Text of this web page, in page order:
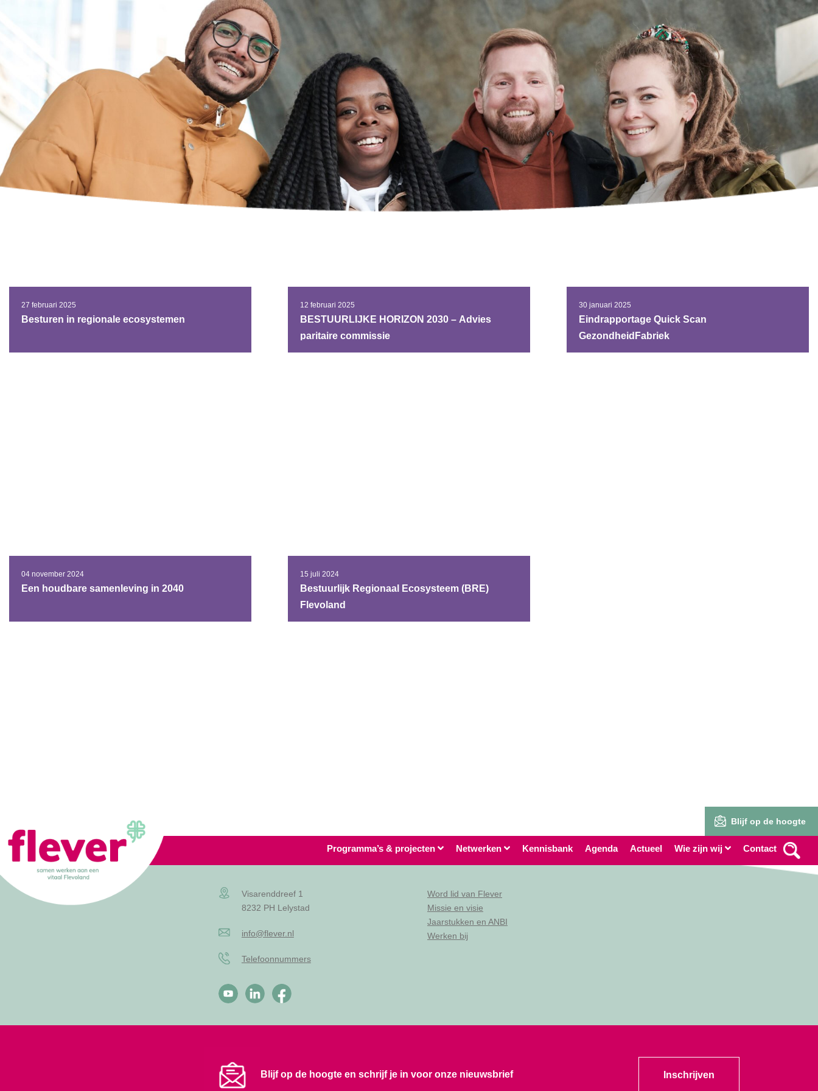
27 februari 2025
Besturen in regionale ecosystemen
12 februari 2025
BESTUURLIJKE HORIZON 2030 – Advies
paritaire commissie
30 januari 2025
Eindrapportage Quick Scan
GezondheidFabriek
04 november 2024
Een houdbare samenleving in 2040
15 juli 2024
Bestuurlijk Regionaal Ecosysteem (BRE)
Flevoland
Blijf op de hoogte
Programma’s & projecten Netwerken Kennisbank Agenda Actueel Wie zijn wij Contact
Visarenddreef 1
8232 PH Lelystad
info@flever.nl
Telefoonnummers
Word lid van Flever
Missie en visie
Jaarstukken en ANBI
Werken bij
Blijf op de hoogte en schrijf je in voor onze nieuwsbrief Inschrijven